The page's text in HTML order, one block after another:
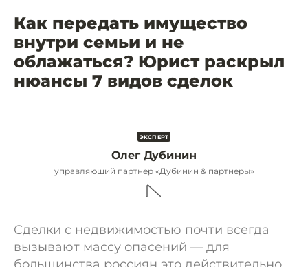
Как передать имущество
внутри семьи и не
облажаться? Юрист раскрыл
нюансы 7 видов сделок
Олег Дубинин
управляющий партнер «Дубинин & партнеры»
Сделки с недвижимостью почти всегда
вызывают массу опасений — для